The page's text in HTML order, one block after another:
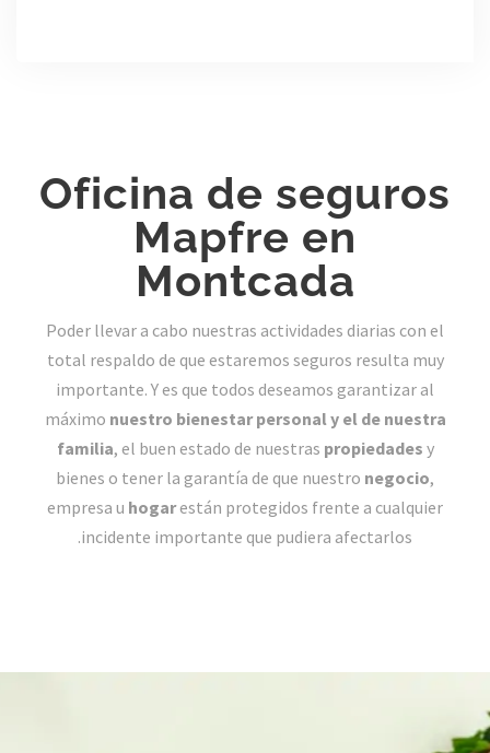
Oficina de seguros
Mapfre en
Montcada
Poder llevar a cabo nuestras actividades diarias con el
total respaldo de que estaremos seguros resulta muy
importante. Y es que todos deseamos garantizar al
máximo nuestro bienestar personal y el de nuestra
familia, el buen estado de nuestras propiedades y
bienes o tener la garantía de que nuestro negocio,
empresa u hogarestán protegidos frente a cualquier
incidente importante que pudiera afectarlos.